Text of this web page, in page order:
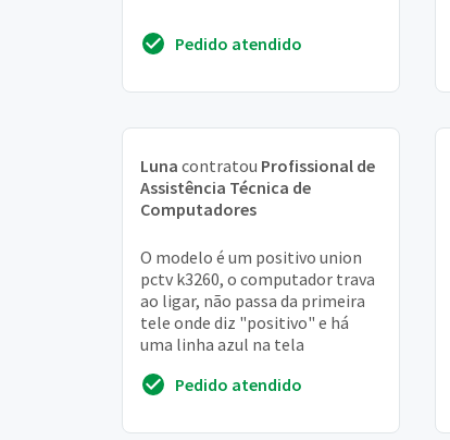
Pedido atendido
Luna contratou Profissional de
Assistência Técnica de
Computadores
O modelo é um positivo union
pctv k3260, o computador trava
ao ligar, não passa da primeira
tele onde diz "positivo" e há
uma linha azul na tela
Pedido atendido